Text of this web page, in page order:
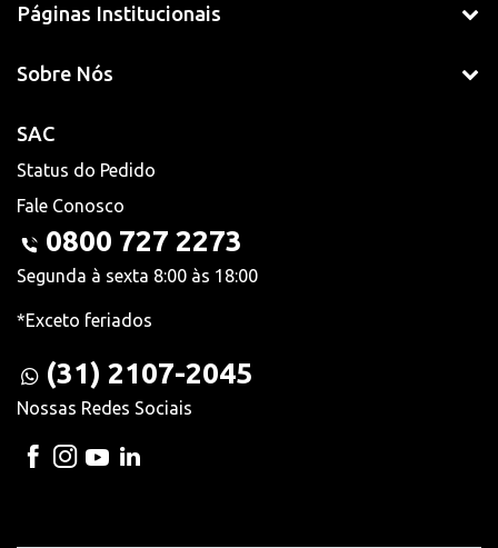
Páginas Institucionais
Sobre Nós
SAC
Status do Pedido
Fale Conosco
0800 727 2273
Segunda à sexta 8:00 às 18:00
*Exceto feriados
(31) 2107-2045
Nossas Redes Sociais